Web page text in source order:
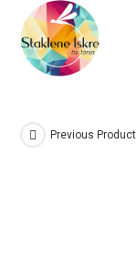
Previous Product